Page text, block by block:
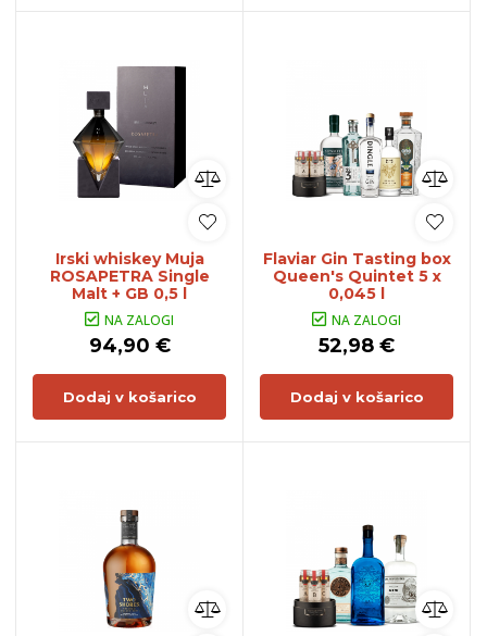
Irski whiskey Muja
ROSAPETRA Single
Malt + GB 0,5 l
NA ZALOGI
94,90 €
Dodaj v košarico
Flaviar Gin Tasting box
Queen's Quintet 5 x
0,045 l
NA ZALOGI
52,98 €
Dodaj v košarico